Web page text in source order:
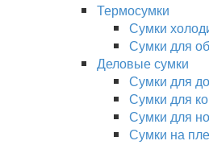
Термосумки
Сумки
Сумки для
Деловые сумки
Сумки для
Сумки для
Сумки для
Сумки на